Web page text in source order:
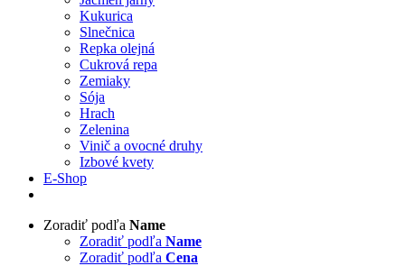
Kukurica
Slnečnica
Repka olejná
Cukrová repa
Zemiaky
Sója
Hrach
Zelenina
Vinič a ovocné druhy
Izbové kvety
E-Shop
Zoradiť podľa Name
Zoradiť podľa Name
Zoradiť podľa Cena